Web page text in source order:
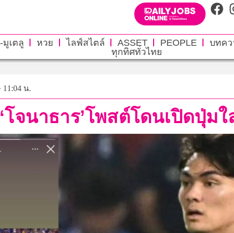
มูเตลู หวย ไลฟ์สไตล์ ASSET PEOPLE บทคว
ทุกทิศทั่วไทย
11:04 น.
โจนาธาร’โพสต์โดนเปิดปุ่ม